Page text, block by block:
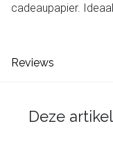
cadeaupapier.
Reviews
Deze